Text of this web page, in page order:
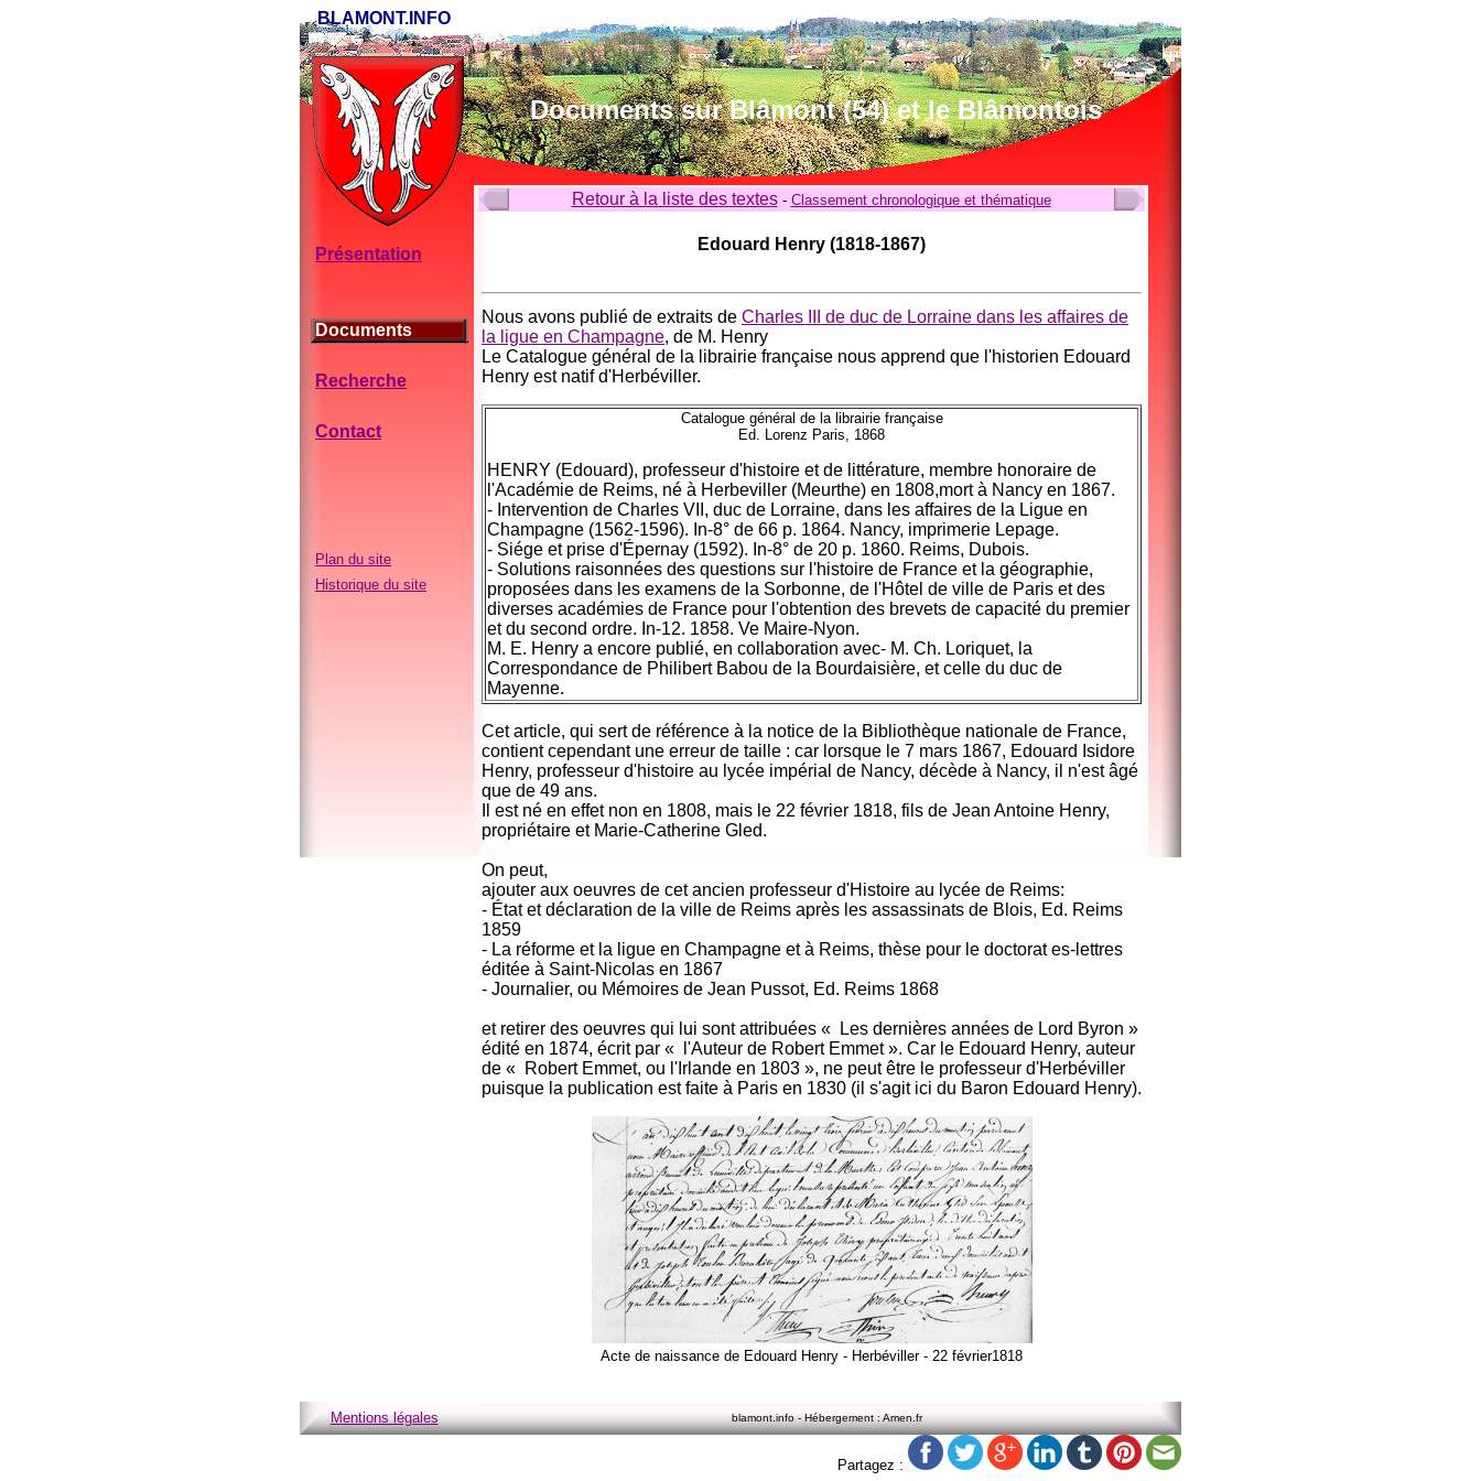
BLAMONT.INFO
Documents sur Blâmont (54) et le Blâmontois
Présentation
Documents
Recherche
Contact
Plan du site
Historique du site
Retour à la liste des textes- Classement chronologique et thématique
Edouard Henry (1818-1867)
Nous avons publié de extraits de Charles III de duc de Lorraine dans les affaires de
la ligue en Champagne, de M. Henry
Le Catalogue général de la librairie française nous apprend que l'historien Edouard
Henry est natif d'Herbéviller.
Catalogue général de la librairie française
Ed. Lorenz Paris, 1868
HENRY (Edouard), professeur d'histoire et de littérature, membre honoraire de
l'Académie de Reims, né à Herbeviller (Meurthe) en 1808,mort à Nancy en 1867.
- Intervention de Charles VII, duc de Lorraine, dans les affaires de la Ligue en
Champagne (1562-1596). In-8° de 66 p. 1864. Nancy, imprimerie Lepage.
- Siége et prise d'Épernay (1592). In-8° de 20 p. 1860. Reims, Dubois.
- Solutions raisonnées des questions sur l'histoire de France et la géographie,
proposées dans les examens de la Sorbonne, de l'Hôtel de ville de Paris et des
diverses académies de France pour l'obtention des brevets de capacité du premier
et du second ordre. In-12. 1858. Ve Maire-Nyon.
M. E. Henry a encore publié, en collaboration avec- M. Ch. Loriquet, la
Correspondance de Philibert Babou de la Bourdaisière, et celle du duc de
Mayenne.
Cet article, qui sert de référence à la notice de la Bibliothèque nationale de France,
contient cependant une erreur de taille : car lorsque le 7 mars 1867, Edouard Isidore
Henry, professeur d'histoire au lycée impérial de Nancy, décède à Nancy, il n'est âgé
que de 49 ans.
Il est né en effet non en 1808, mais le 22 février 1818, fils de Jean Antoine Henry,
propriétaire et Marie-Catherine Gled.
On peut,
ajouter aux oeuvres de cet ancien professeur d'Histoire au lycée de Reims:
- État et déclaration de la ville de Reims après les assassinats de Blois, Ed. Reims
1859
- La réforme et la ligue en Champagne et à Reims, thèse pour le doctorat es-lettres
éditée à Saint-Nicolas en 1867
- Journalier, ou Mémoires de Jean Pussot, Ed. Reims 1868
et retirer des oeuvres qui lui sont attribuées « Les dernières années de Lord Byron »
édité en 1874, écrit par « l'Auteur de Robert Emmet ». Car le Edouard Henry, auteur
de « Robert Emmet, ou l'Irlande en 1803 », ne peut être le professeur d'Herbéviller
puisque la publication est faite à Paris en 1830 (il s'agit ici du Baron Edouard Henry).
Acte de naissance de Edouard Henry - Herbéviller - 22 février1818
Mentions légales blamont.info - Hébergement : Amen.fr
Partagez :